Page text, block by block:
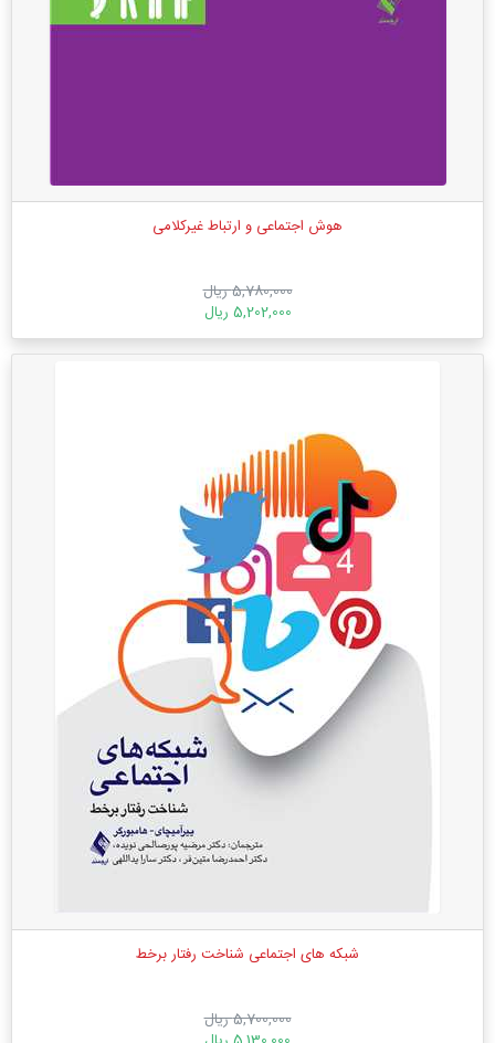
هوش اجتماعی و ارتباط غیر‌کلامی
5,780,000 ریال
5,202,000 ریال
شبکه های اجتماعی شناخت رفتار برخط
5,700,000 ریال